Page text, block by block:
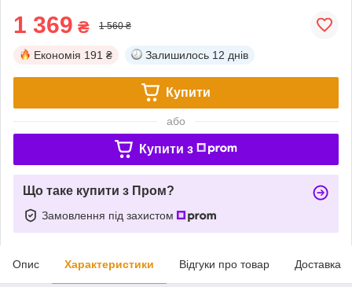
1 369 ₴ 1 560 ₴
Економія 191 ₴ Залишилось 12 днів
Купити
або
Купити з
Що таке купити з Пром?
Замовлення під захистом
Опис Характеристики Відгуки про товар Доставка